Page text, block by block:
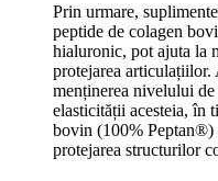
Prin urmare,
peptide de colagen
hialuronic, pot ajuta la
protejarea
menținerea nivelului
elasticității acesteia, în
bovin (100% Peptan®)
protejarea structurilor